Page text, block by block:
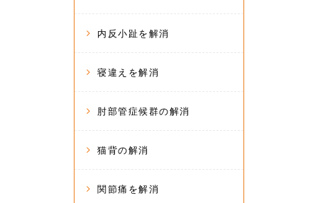
内反小趾を解消
寝違えを解消
肘部管症候群の解消
猫背の解消
関節痛を解消